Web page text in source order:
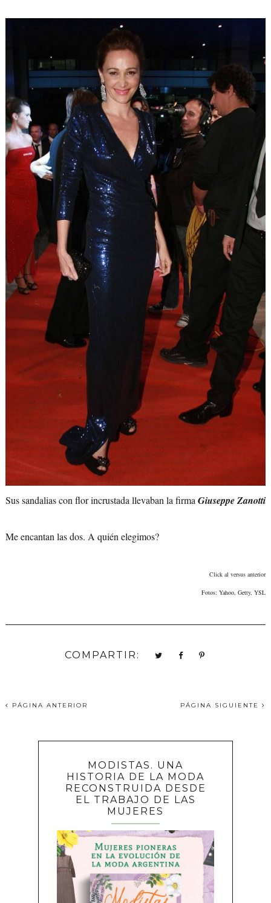
Sus sandalias con flor incrustada llevaban la firma Giuseppe Zanotti
Me encantan las dos. A quién elegimos?
Click al versus anterior
Fotos: Yahoo, Getty, YSL
COMPARTIR:
PÁGINA ANTERIOR PÁGINA SIGUIENTE
MODISTAS. UNA
HISTORIA DE LA MODA
RECONSTRUIDA DESDE
EL TRABAJO DE LAS
MUJERES